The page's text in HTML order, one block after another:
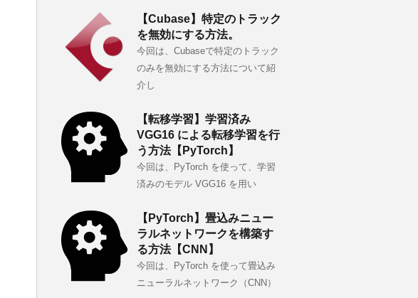
【Cubase】特定のトラック
を無効にする方法。
今回は、Cubaseで特定のトラック
のみを無効にする方法について紹
介し
【転移学習】学習済み
VGG16 による転移学習を行
う方法【PyTorch】
今回は、PyTorch を使って、学習
済みのモデル VGG16 を用い
【PyTorch】畳込みニュー
ラルネットワークを構築す
る方法【CNN】
今回は、PyTorch を使って畳込み
ニューラルネットワーク（CNN）